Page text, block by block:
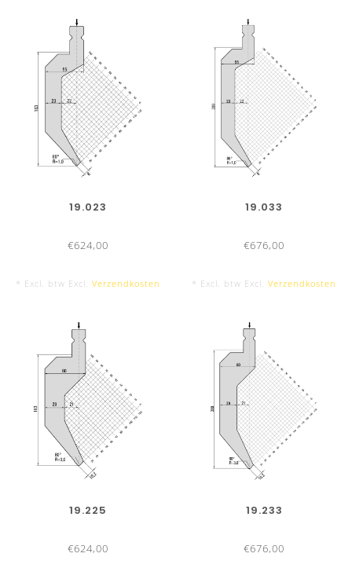
19.023
€624,00
* Excl. btw Excl. Verzendkosten
19.033
€676,00
* Excl. btw Excl. Verzendkosten
19.225
€624,00
19.233
€676,00